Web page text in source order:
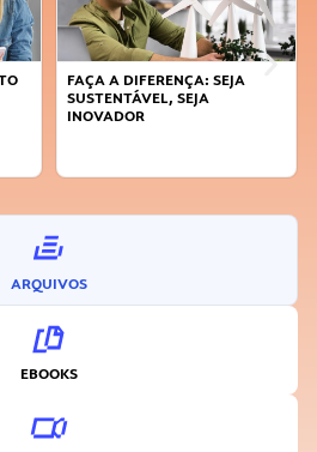
FAÇA A DIFERENÇA: SEJA
SUSTENTÁVEL, SEJA
INOVADOR
ARQUIVOS
EBOOKS